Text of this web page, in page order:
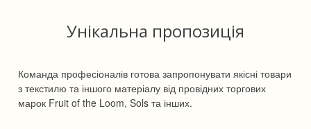
Унікальна пропозиція
Команда професіоналів готова запропонувати якісні товари
з текстилю та іншого матеріалу від провідних торгових
марок Fruit of the Loom, Sols та інших.